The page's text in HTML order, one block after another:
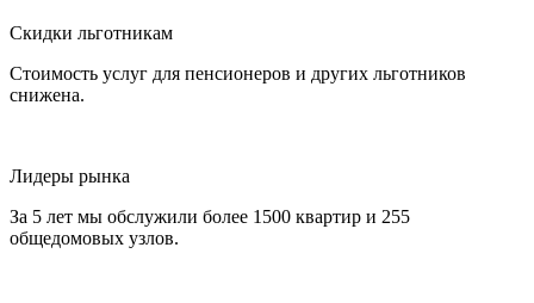
Скидки льготникам
Стоимость услуг для пенсионеров и других льготников
снижена.
Лидеры рынка
За 5 лет мы обслужили более 1500 квартир и 255
общедомовых узлов.